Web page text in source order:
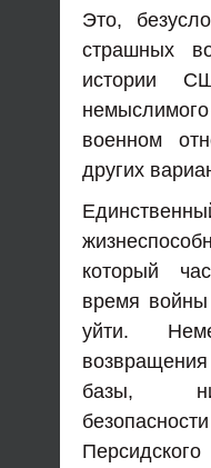
Это,
страшных
истории
военном
других
который
время
уйти.
базы,